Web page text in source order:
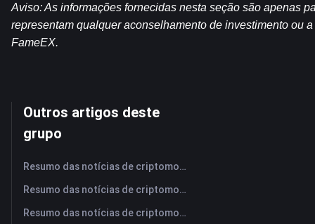
Aviso: As informações fornecidas nesta seção são apenas
representam qualquer aconselhamento de investimento ou
FameEX.
Outros artigos deste
grupo
Resumo das notícias de criptomoedas da FameEX hoje | 6 de agosto de 2026
Resumo das notícias de criptomoedas da FameEX hoje | 5 de agosto de 2026
Resumo das notícias de criptomoedas da FameEX hoje | 4 de agosto de 2026